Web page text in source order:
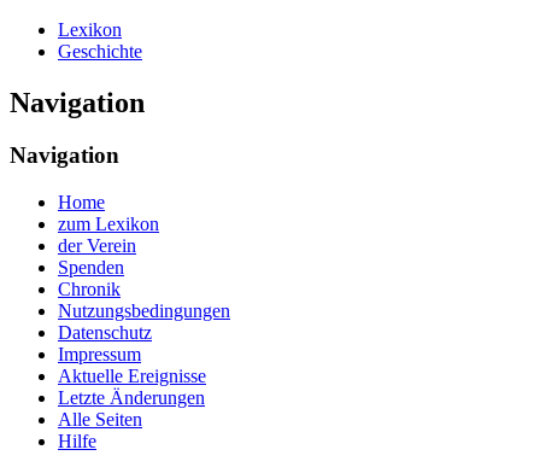
Lexikon
Geschichte
Navigation
Navigation
Home
zum Lexikon
der Verein
Spenden
Chronik
Nutzungsbedingungen
Datenschutz
Impressum
Aktuelle Ereignisse
Letzte Änderungen
Alle Seiten
Hilfe